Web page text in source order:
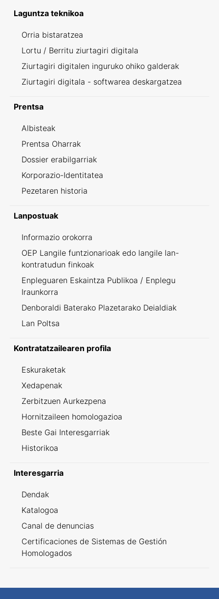
Laguntza teknikoa
Orria bistaratzea
Lortu / Berritu ziurtagiri digitala
Ziurtagiri digitalen inguruko ohiko galderak
Ziurtagiri digitala - softwarea deskargatzea
Prentsa
Albisteak
Prentsa Oharrak
Dossier erabilgarriak
Korporazio-Identitatea
Pezetaren historia
Lanpostuak
Informazio orokorra
OEP Langile funtzionarioak edo langile lan-
kontratudun finkoak
Enpleguaren Eskaintza Publikoa / Enplegu
Iraunkorra
Denboraldi Baterako Plazetarako Deialdiak
Lan Poltsa
Kontratatzailearen profila
Eskuraketak
Xedapenak
Zerbitzuen Aurkezpena
Hornitzaileen homologazioa
Beste Gai Interesgarriak
Historikoa
Interesgarria
Dendak
Katalogoa
Canal de denuncias
Certificaciones de Sistemas de Gestión
Homologados